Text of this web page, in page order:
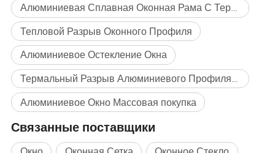
Алюминиевая Сплавная Оконная Рама С Терморазрывом
Тепловой Разрыв Оконного Профиля
Алюминиевое Остекление Окна
Термальный Разрыв Алюминиевого Профиля Окна
Алюминиевое Окно Массовая покупка
Связанные поставщики